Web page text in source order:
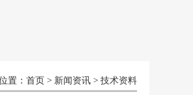
置： 首页 > 新闻资讯 > 技术资料